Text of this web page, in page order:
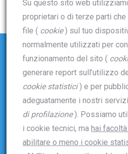
Dove trovarci
Telefono:
06.6538969
Email:
info@pontiradioservice.it
Su questo sito web
proprietari o di terze parti
file ( cookie) sul tuo
normalmente utilizzati per
funzionamento del sito (
generare report sull’utilizzo
cookie statistici) e per
adeguatamente i nostri
di profilazione). Possiamo
i cookie tecnici, mahai
abilitare o meno i cookie